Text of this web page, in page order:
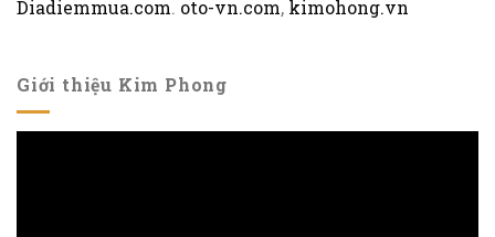
Diadiemmua.com. oto-vn.com, kimohong.vn
Giới thiệu Kim Phong